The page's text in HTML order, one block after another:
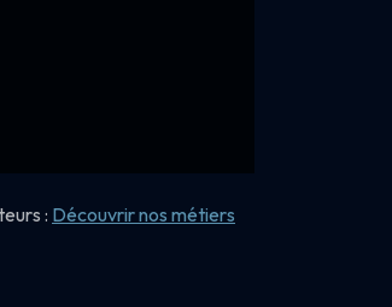
: Découvrir nos métiers